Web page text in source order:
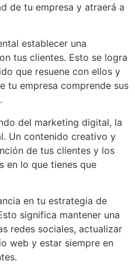
de tu empresa y atraerá a
establecer una
tus clientes. Esto se logra
que resuene con ellos y
tu empresa comprende sus
del marketing digital, la
Un contenido creativo y
de tus clientes y los
en lo que tienes que
en tu estrategia de
significa mantener una
redes sociales, actualizar
web y estar siempre en